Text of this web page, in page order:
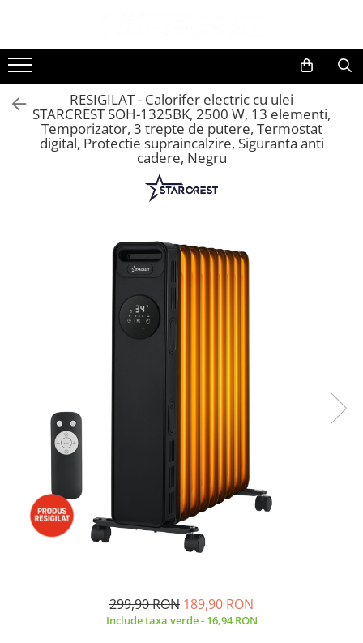
Toate Produsele
Black Friday
Electrocasnice Mari
Aparate frigorifice
Aparat cuburi de gheata
Frigidere cu doua usi
Cuptoare cu microunde
Hote de bucatarie
Incorporabile
Aparate frigorifice incorporabile
Cuptoare cu microunde
Masini spalat vase
RESIGILAT - Calorifer electric cu ulei
STARCREST SOH-1325BK, 2500 W, 13 elementi,
Temporizator, 3 trepte de putere, Termostat
digital, Protectie supraincalzire, Siguranta anti
cadere, Negru
299,90 RON 189,90 RON
Include taxa verde - 16,94 RON